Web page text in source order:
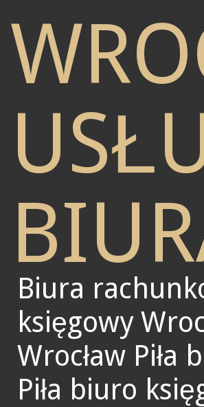
Biura
księgowy
Wrocław
Piła biuro